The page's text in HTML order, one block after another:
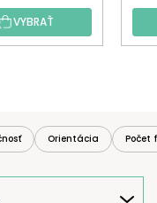
VYBRAŤ
Orientácia Počet